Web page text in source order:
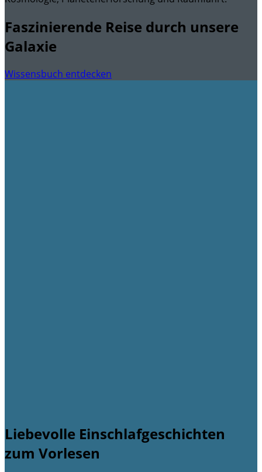
Faszinierende Reise durch unsere
Galaxie
Wissensbuch entdecken
Liebevolle Einschlafgeschichten
zum Vorlesen